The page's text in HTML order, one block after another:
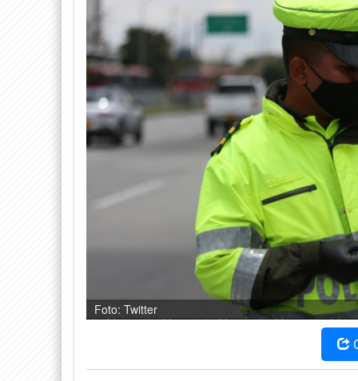
Foto: Twitter